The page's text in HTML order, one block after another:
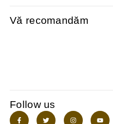
Vă recomandăm
Follow us
F
a
T
w
I
n
Y
o